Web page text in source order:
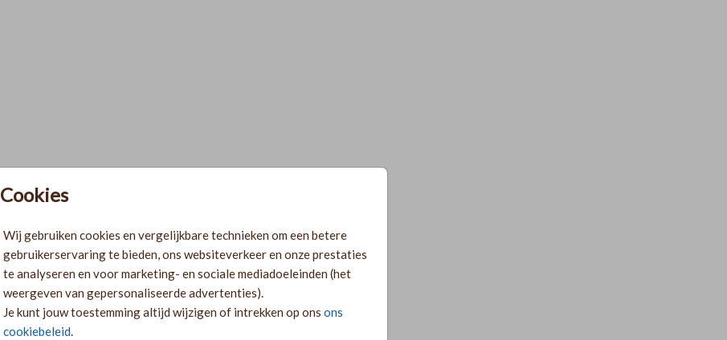
Cookies
Wij gebruiken cookies en vergelijkbare technieken om een betere
gebruikerservaring te bieden, ons websiteverkeer en onze prestaties
te analyseren en voor marketing- en sociale mediadoeleinden (het
weergeven van gepersonaliseerde advertenties).
Je kunt jouw toestemming altijd wijzigen of intrekken op ons ons
cookiebeleid